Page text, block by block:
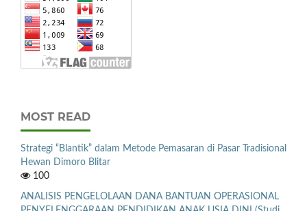
MOST READ
Strategi “Blantik” dalam Metode Pemasaran di Pasar Tradisional
Hewan Dimoro Blitar
100
ANALISIS PENGELOLAAN DANA BANTUAN OPERASIONAL